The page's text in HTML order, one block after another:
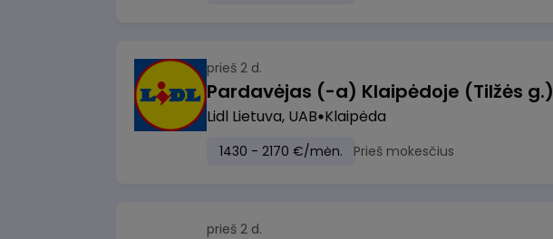
prieš 2 d.
Pardavėjas (-a) Klaipėdoje (Tilžės g.)
Lidl Lietuva, UAB Klaipėda
1430 - 2170 €/mėn. Prieš mokesčius
prieš 2 d.